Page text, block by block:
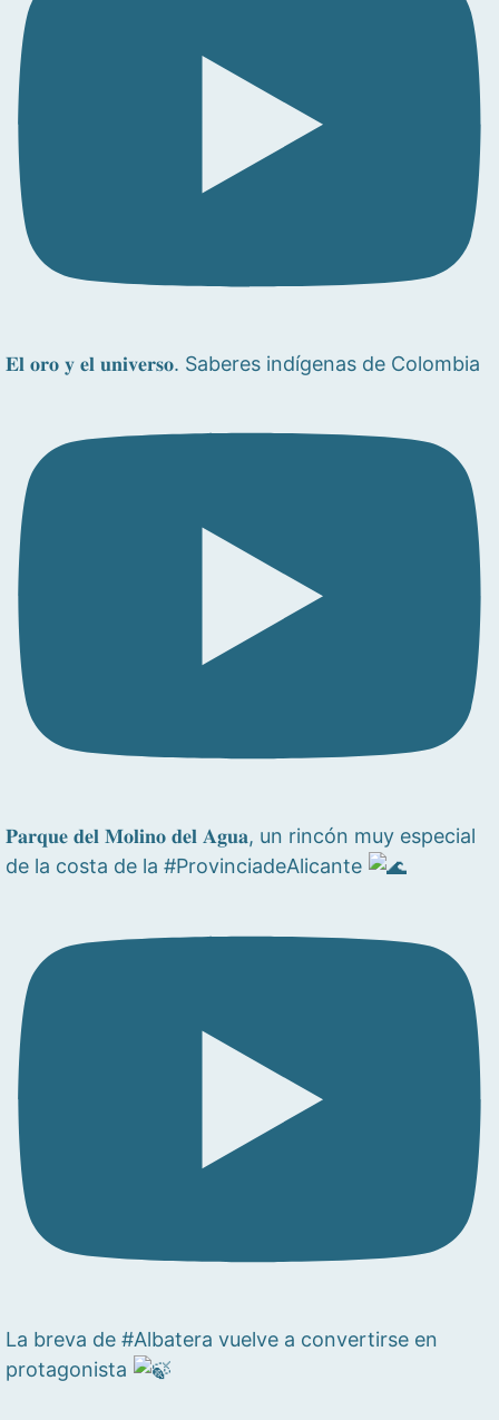
𝐄𝐥 𝐨𝐫𝐨 𝐲 𝐞𝐥 𝐮𝐧𝐢𝐯𝐞𝐫𝐬𝐨. Saberes indígenas de Colombia
𝐏𝐚𝐫𝐪𝐮𝐞 𝐝𝐞𝐥 𝐌𝐨𝐥𝐢𝐧𝐨 𝐝𝐞𝐥 𝐀𝐠𝐮𝐚, un rincón muy especial
de la costa de la #ProvinciadeAlicante
La breva de #Albatera vuelve a convertirse en
protagonista